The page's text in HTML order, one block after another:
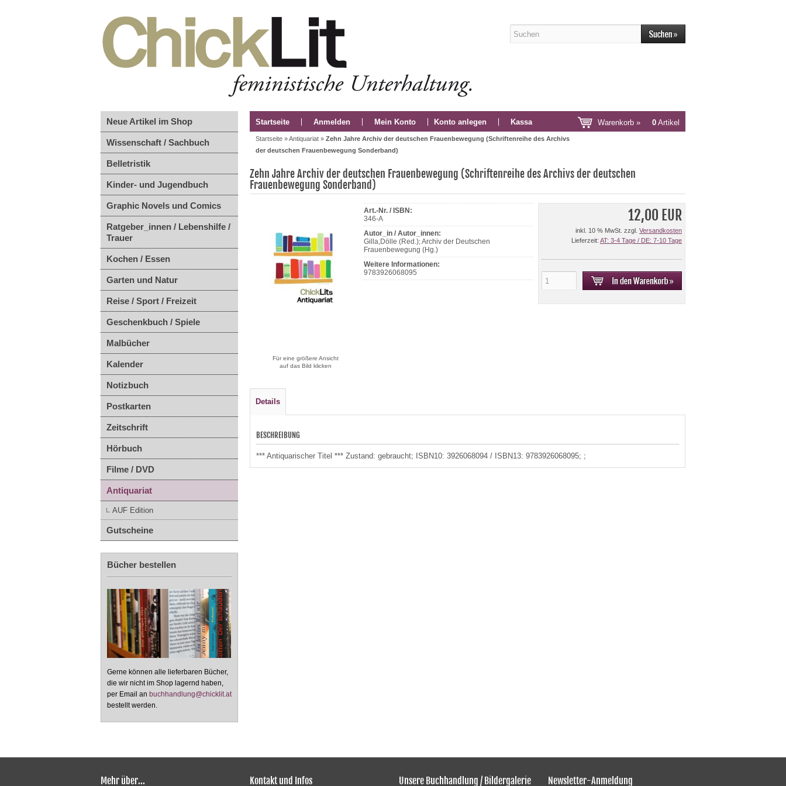
Neue Artikel im Shop
Wissenschaft / Sachbuch
Belletristik
Kinder- und Jugendbuch
Graphic Novels und Comics
Ratgeber_innen / Lebenshilfe /
Trauer
Kochen / Essen
Garten und Natur
Reise / Sport / Freizeit
Geschenkbuch / Spiele
Malbücher
Kalender
Notizbuch
Postkarten
Zeitschrift
Hörbuch
Filme / DVD
Antiquariat
AUF Edition
Gutscheine
Bücher bestellen
Gerne können alle lieferbaren Bücher,
die wir nicht im Shop lagernd haben,
per Email an buchhandlung@chicklit.at
bestellt werden.
Startseite Anmelden Mein Konto Konto anlegen Kassa Warenkorb » 0 Artikel
Startseite »Antiquariat » Zehn Jahre Archiv der deutschen Frauenbewegung (Schriftenreihe des Archivs
der deutschen Frauenbewegung Sonderband)
Zehn Jahre Archiv der deutschen Frauenbewegung (Schriftenreihe des Archivs der deutschen
Frauenbewegung Sonderband)
Für eine größere Ansicht
auf das Bild klicken
Art.-Nr. / ISBN:
346-A
Autor_in / Autor_innen:
Gilla,Dölle (Red.); Archiv der Deutschen
Frauenbewegung (Hg.)
Weitere Informationen:
9783926068095
12,00 EUR
inkl. 10 % MwSt. zzgl. Versandkosten
Lieferzeit: AT: 3-4 Tage / DE: 7-10 Tage
Details
BESCHREIBUNG
*** Antiquarischer Titel *** Zustand: gebraucht; ISBN10: 3926068094 / ISBN13: 9783926068095; ;
Mehr über... Kontakt und Infos Unsere Buchhandlung / Bildergalerie Newsletter-Anmeldung